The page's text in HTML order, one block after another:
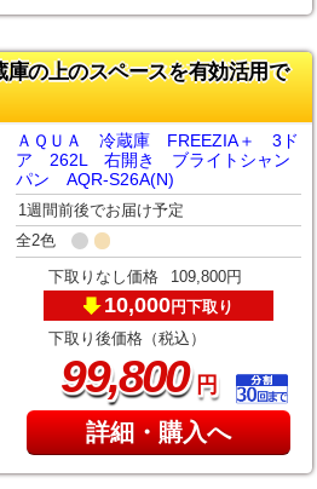
の上のスペースを有効活用で
ＡＱＵＡ 冷蔵庫 FREEZIA＋ 3ド
ア 262L 右開き ブライトシャン
パン AQR-S26A(N)
1週間前後でお届け予定
全2色
下取りなし価格 109,800円
10,000円下取り
下取り後価格（税込）
99,800円
詳細・購入へ